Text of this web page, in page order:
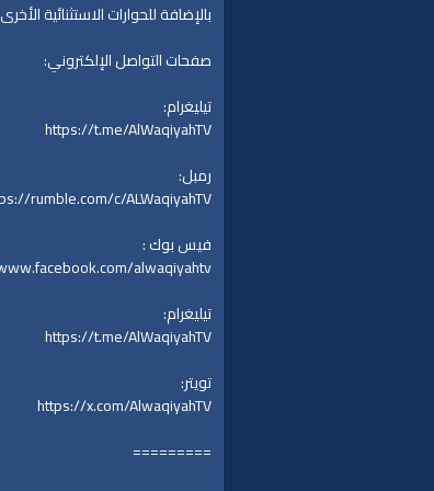
بالإضافة للحوارات الاستثنائية الأخرى
صفحات التواصل الإلكتروني:
تيليغرام:
https://t.me/AlWaqiyahTV
رمبل:
rumble.com/c/ALWaqiyahTV
فيس بوك :
alwaqiyahtv/
تيليغرام:
https://t.me/AlWaqiyahTV
تويتر:
https://x.com/AlwaqiyahTV
=========